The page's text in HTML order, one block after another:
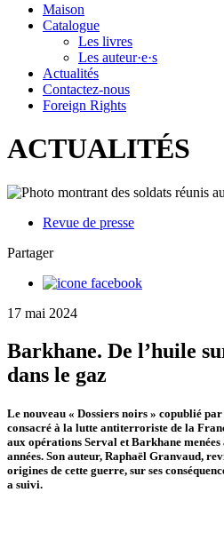
Maison
Catalogue
Les livres
Les auteur·e·s
Actualités
Contactez-nous
Foreign Rights
ACTUALITÉS
Revue de presse
Partager
17 mai 2024
Barkhane. De l’huile
dans le gaz
Le nouveau « Dossiers noirs » copublié par
consacré à la lutte antiterroriste de la
aux opérations Serval et Barkhane menées
années. Son auteur, Raphaël Granvaud,
origines de cette guerre, sur ses
a suivi.